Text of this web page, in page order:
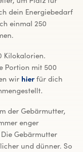
dein Energiebedarf
einmal 250
Kilokalorien.
Portion mit 500
wir hier für dich
der Gebärmutter,
enger
Gebärmutter
und dünner. So